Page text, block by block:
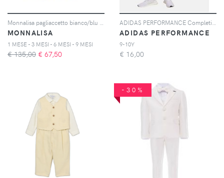
MONNALISA
1 MESE - 3 MESI - 6 MESI - 9 MESI
€ 135,00 € 67,50
ADIDAS PERFORMANCE
9-10Y
€ 16,00
-30%